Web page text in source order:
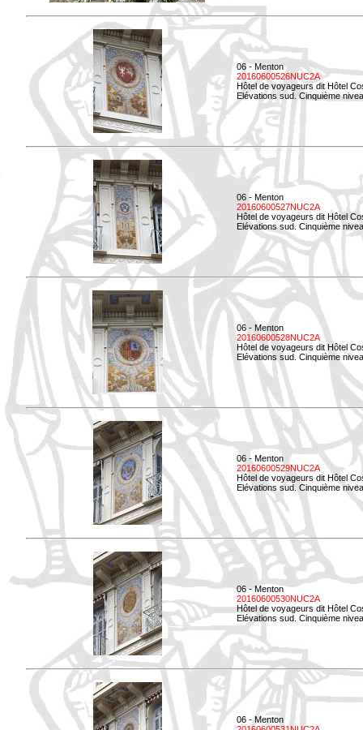
06 - Menton
20160600526NUC2A
Hôtel de voyageurs dit Hôtel
Elévations sud. Cinquième
06 - Menton
20160600527NUC2A
Hôtel de voyageurs dit Hôtel
Elévations sud. Cinquième
06 - Menton
20160600528NUC2A
Hôtel de voyageurs dit Hôtel
Elévations sud. Cinquième
06 - Menton
20160600529NUC2A
Hôtel de voyageurs dit Hôtel
Elévations sud. Cinquième
06 - Menton
20160600530NUC2A
Hôtel de voyageurs dit Hôtel
Elévations sud. Cinquième
06 - Menton